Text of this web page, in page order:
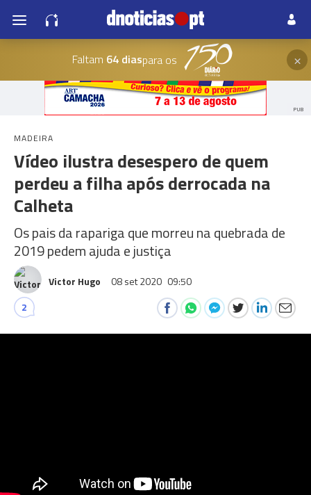
Faltam 64 diaspara os ×
PUB
MADEIRA
Vídeo ilustra desespero de quem
perdeu a filha após derrocada na
Calheta
Os pais da rapariga que morreu na quebrada de
2019 pedem ajuda e justiça
Victor Hugo 08 set 2020 09:50
2